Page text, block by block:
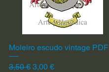
Vista rápida
Moleiro escudo vintage PDF
Precio
3,50 € Precio de oferta
3,00 €